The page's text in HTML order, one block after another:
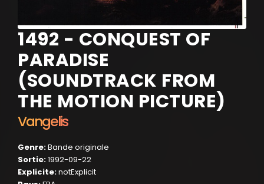
1492 - CONQUEST OF
PARADISE
(SOUNDTRACK FROM
THE MOTION PICTURE)
Vangelis
Genre:Bande originale
Sortie:1992-09-22
Explicite:notExplicit